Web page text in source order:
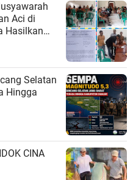
Aci di
Hasilkan
Selatan
Hingga
CINA